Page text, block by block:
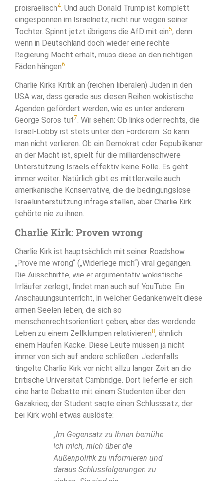
proisraelisch4. Und auch Donald Trump ist komplett
eingesponnen im Israelnetz, nicht nur wegen seiner
Tochter. Spinnt jetzt übrigens die AfD mit ein5, denn
wenn in Deutschland doch wieder eine rechte
Regierung Macht erhält, muss diese an den richtigen
Fäden hängen6
Charlie Kirks Kritik an (reichen liberalen) Juden in den
USA war, dass gerade aus diesen Reihen wokistische
Agenden gefördert werden, wie es unter anderem
George Soros tut7. Wir sehen: Ob links oder rechts, die
Israel-Lobby ist stets unter den Förderern. So kann
man nicht verlieren. Ob ein Demokrat oder Republikaner
an der Macht ist, spielt für die milliardenschwere
Unterstützung Israels effektiv keine Rolle. Es geht
immer weiter. Natürlich gibt es mittlerweile auch
amerikanische Konservative, die die bedingungslose
Israelunterstützung infrage stellen, aber Charlie Kirk
gehörte nie zu ihnen.
Charlie Kirk: Proven wrong
Charlie Kirk ist hauptsächlich mit seiner Roadshow
„Prove me wrong“ („Widerlege mich“) viral gegangen.
Die Ausschnitte, wie er argumentativ wokistische
Irrläufer zerlegt, findet man auch auf YouTube. Ein
Anschauungsunterricht, in welcher Gedankenwelt diese
armen Seelen leben, die sich so
menschenrechtsorientiert geben, aber das werdende
Leben zu einem Zellklumpen relativieren8, ähnlich
einem Haufen Kacke. Diese Leute müssen ja nicht
immer von sich auf andere schließen. Jedenfalls
tingelte Charlie Kirk vor nicht allzu langer Zeit an die
britische Universität Cambridge. Dort lieferte er sich
eine harte Debatte mit einem Studenten über den
Gazakrieg; der Student sagte einen Schlusssatz, der
bei Kirk wohl etwas auslöste:
„Im Gegensatz zu Ihnen bemühe
ich mich, mich über die
Außenpolitik zu informieren und
daraus Schlussfolgerungen zu